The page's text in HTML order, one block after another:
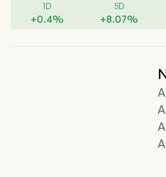
1D
+0.4%
5D
+8.07%